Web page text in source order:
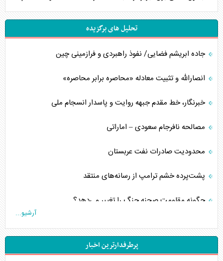
تحلیل های برگزیده
جاده ابریشم فضایی/ نفوذ راهبردی و فرازمینی چین
انصارالله و تثبیت معادله «محاصره برابر محاصره»
خبرنگار، خط مقدم جبهه روایت و پاسدار انسجام ملی
مصالحه نافرجام سعودی – اماراتی
محدودیت صادرات نفت عربستان
پشت‌پرده خشم ترامپ از رسانه‌های منتقد
چگونه مقاومت صحنه جنگ را تغییر می‌دهد؟
تحلیل جامع پدیده تراستی‌ها
آرشیو...
پرطرفدارترین اخبار